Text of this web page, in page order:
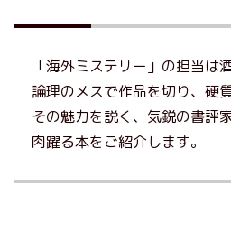
「海外ミステリー」の担当は
論理のメスで作品を切り、硬
その魅力を説く、気鋭の書評
肉躍る本をご紹介します。